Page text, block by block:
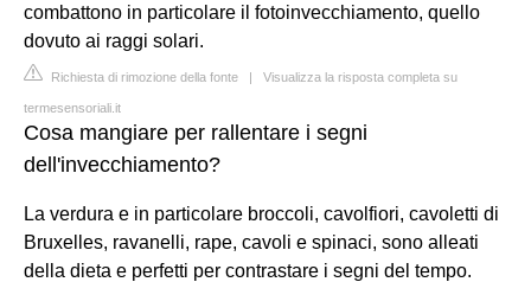
combattono in particolare il fotoinvecchiamento, quello
dovuto ai raggi solari.
Richiesta di rimozione della fonte | Visualizza la risposta completa su
termesensoriali.it
Cosa mangiare per rallentare i segni
dell'invecchiamento?
La verdura e in particolare broccoli, cavolfiori, cavoletti di
Bruxelles, ravanelli, rape, cavoli e spinaci, sono alleati
della dieta e perfetti per contrastare i segni del tempo.